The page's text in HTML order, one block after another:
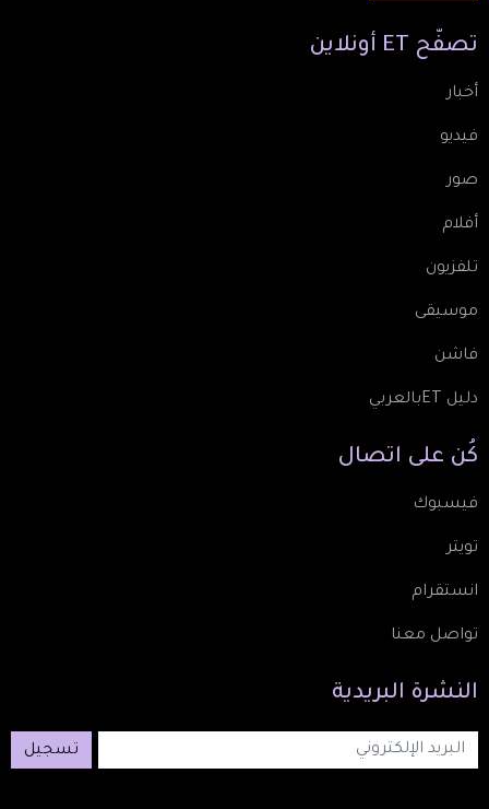
تصفّح ET أونلاين
أخبار
فيديو
صور
أفلام
تلفزيون
موسيقى
فاشن
دليل ETبالعربي
كُن على اتصال
فيسبوك
تويتر
انستقرام
تواصل معنا
النشرة البريدية
تسجيل